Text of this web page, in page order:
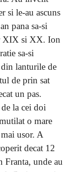
si le-au ascuns
pana sa-si
XIX si XX. Ion
sa-si
din lanturile de
de prin sat
un pas.
la cei doi
o mare
usor. A
decat 12
Franta, unde au